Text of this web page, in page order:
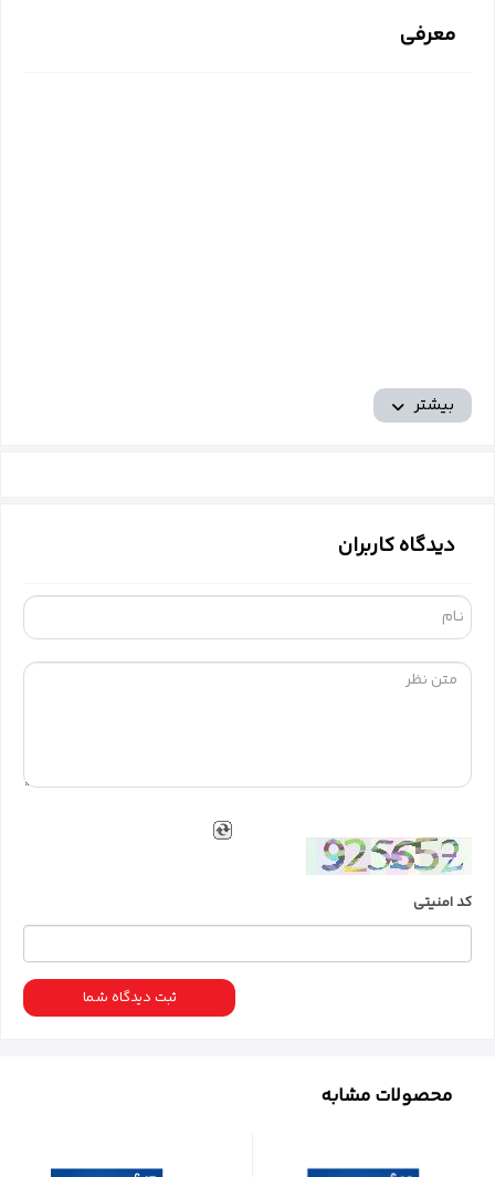
معرفی
بیشتر
دیدگاه کاربران
کد امنیتی
ثبت دیدگاه شما
محصولات مشابه